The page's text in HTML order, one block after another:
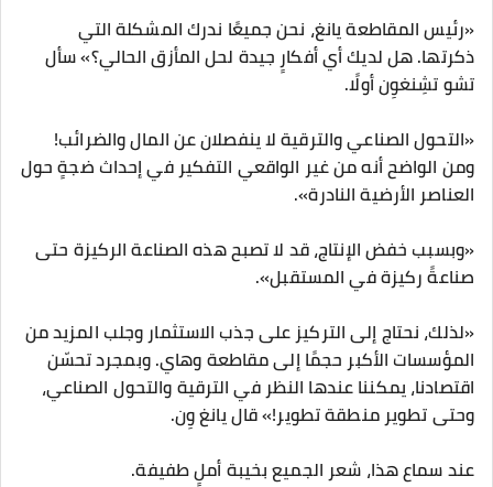
«رئيس المقاطعة يانغ، نحن جميعًا ندرك المشكلة التي
ذكرتها. هل لديك أي أفكارٍ جيدة لحل المأزق الحالي؟» سأل
تشو تشِنغوِن أولًا.
«التحول الصناعي والترقية لا ينفصلان عن المال والضرائب!
ومن الواضح أنه من غير الواقعي التفكير في إحداث ضجةٍ حول
العناصر الأرضية النادرة».
«وبسبب خفض الإنتاج، قد لا تصبح هذه الصناعة الركيزة حتى
صناعةً ركيزة في المستقبل».
«لذلك، نحتاج إلى التركيز على جذب الاستثمار وجلب المزيد من
المؤسسات الأكبر حجمًا إلى مقاطعة وهاي. وبمجرد تحسّن
اقتصادنا، يمكننا عندها النظر في الترقية والتحول الصناعي،
وحتى تطوير منطقة تطوير!» قال يانغ وِن.
عند سماع هذا، شعر الجميع بخيبة أملٍ طفيفة.